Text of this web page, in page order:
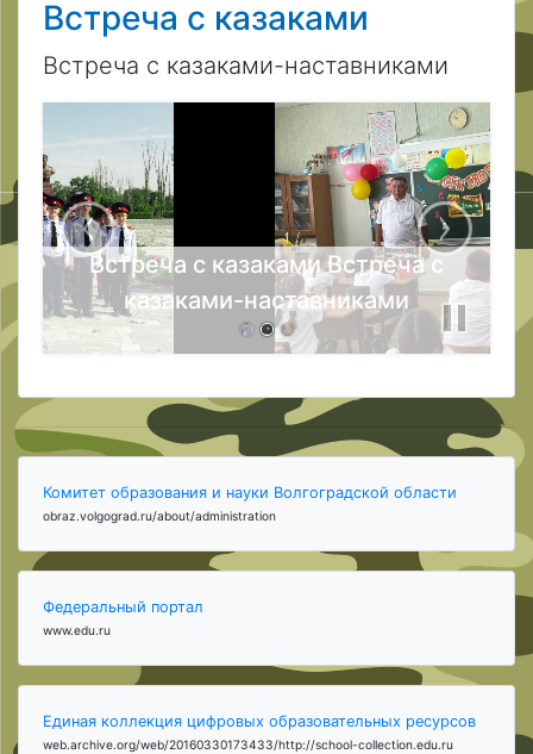
Встреча с казаками
Встреча с казаками-наставниками
Встреча с казаками Встреча с
казаками-наставниками
Комитет образования и науки Волгоградской области
obraz.volgograd.ru/about/administration
Федеральный портал
www.edu.ru
Единая коллекция цифровых образовательных ресурсов
web.archive.org/web/20160330173433/http://school-collection.edu.ru